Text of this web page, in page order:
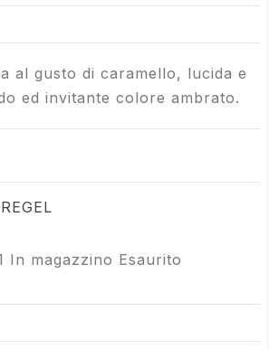
al gusto di caramello, lucida e
ed invitante colore ambrato.
In magazzino Esaurito